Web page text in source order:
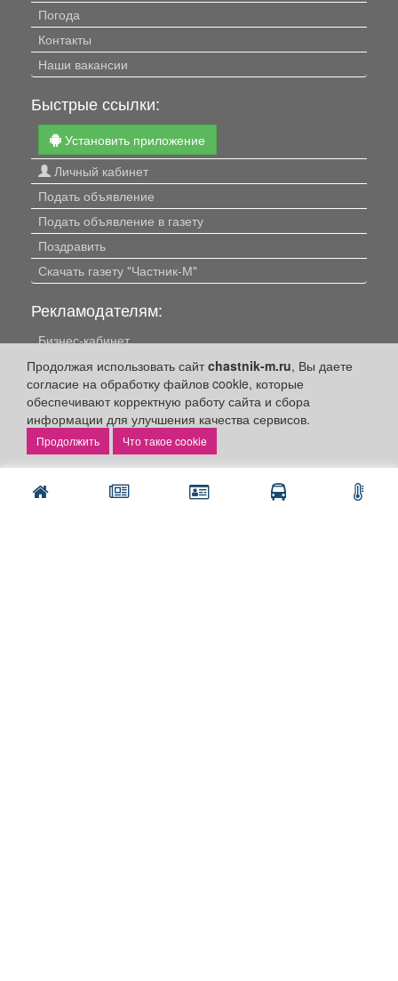
Продолжая использовать сайтchastnik-m.ru, Вы даете
согласие на обработку файлов cookie, которые
обеспечивают корректную работу сайта и сбора
информации для улучшения качества сервисов.
Что такое cookie
Погода
Контакты
Наши вакансии
Быстрые ссылки:
Установить приложение
Личный кабинет
Подать объявление
Подать объявление в газету
Поздравить
Скачать газету "Частник-М"
Рекламодателям:
Бизнес-кабинет
Заказать рекламу
Оплата услуг:
Расценки
Оплатить
Наши ресурсы: